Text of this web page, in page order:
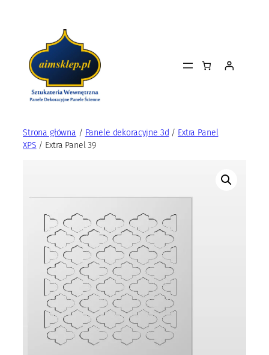
Strona główna / Panele dekoracyjne 3d / Extra Panel
XPS / Extra Panel 39